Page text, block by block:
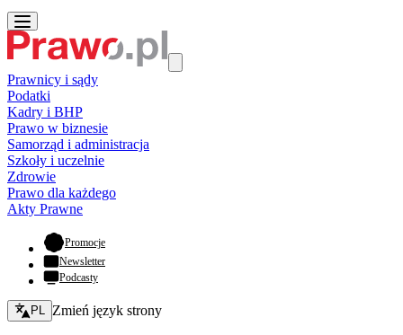
Prawnicy i sądy
Podatki
Kadry i BHP
Prawo w biznesie
Samorząd i administracja
Szkoły i uczelnie
Zdrowie
Prawo dla każdego
Akty Prawne
Promocje- otwiera się w nowej karcie
Newsletter
Podcasty
Zmień język - bieżący:
PL Zmień język strony